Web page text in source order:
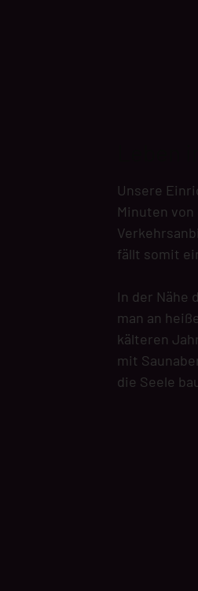
Unsere
Minuten
fällt somit
In der Nähe
man an
kälteren
mit
die Seele